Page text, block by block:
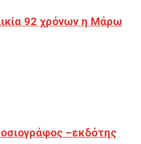
92 χρόνων η Μάρω
–εκδότης